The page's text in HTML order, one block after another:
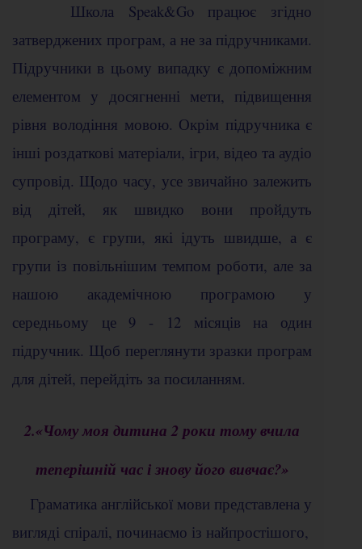
Школа Speak&Go працює згідно
затверджених програм, а не за підручниками.
Підручники в цьому випадку є допоміжним
елементом у досягненні мети, підвищення
рівня володіння мовою. Окрім підручника є
інші роздаткові матеріали, ігри, відео та аудіо
супровід. Щодо часу, усе звичайно залежить
від дітей, як швидко вони пройдуть
програму, є групи, які ідуть швидше, а є
групи із повільнішим темпом роботи, але за
нашою академічною програмою у
середньому це 9 - 12 місяців на один
підручник. Щоб переглянути зразки програм
для дітей, перейдіть за посиланням.
2.«Чому моя дитина 2 роки тому вчила
теперішній час і знову його вивчає?»
Граматика англійської мови представлена у
вигляді спіралі, починаємо із найпростішого,